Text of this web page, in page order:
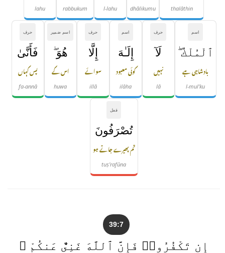
thalāthin
dhālikumu
l-lahu
rabbukum
lahu
اسم
ٱلْمُلْكُ ۖ
بادشاہی ہے
l-mul'ku
حرف
لَآ
نہیں
lā
اسم
إِلَـٰهَ
کوئی معبود
ilāha
حرف
إِلَّا
سوائے
illā
اسم ضمیر
هُوَ ۖ
اس کے
huwa
حرف
فَأَنَّىٰ
پس کہاں
fa-annā
فعل
تُصْرَفُونَ
تم پھیرے جاتے ہو
tuṣ'rafūna
39:7
إِن تَكْفُرُوا۟ فَإِنَّ ٱللَّهَ غَنِىٌّ عَنكُمْ ۖ